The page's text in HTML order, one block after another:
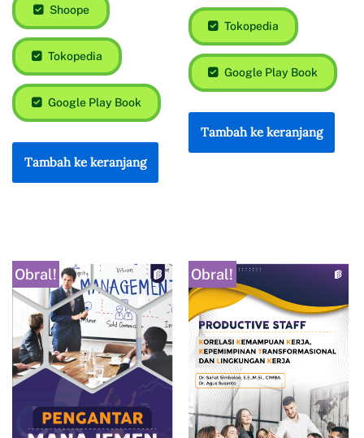
Shoope
Tokopedia
Google Play Book
Tambah ke keranjang
Tokopedia
Google Play Book
Tambah ke keranjang
Obral! Obral!